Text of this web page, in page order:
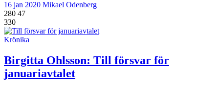
16 jan 2020 Mikael Odenberg
280 47
330
Krönika
Birgitta Ohlsson: Till försvar för
januariavtalet